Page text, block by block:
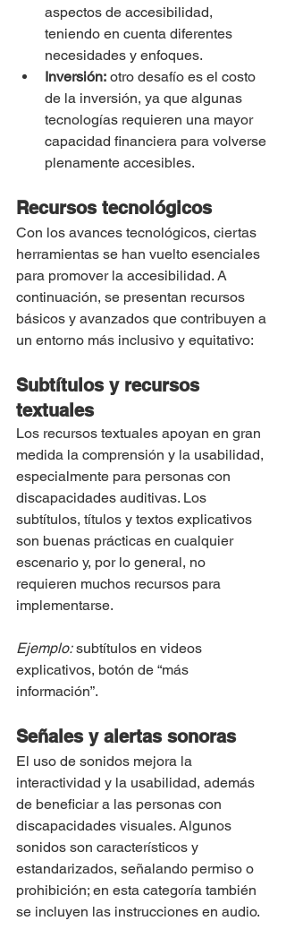
aspectos de accesibilidad,
teniendo en cuenta diferentes
necesidades y enfoques.
Inversión: otro desafío es el costo
de la inversión, ya que algunas
tecnologías requieren una mayor
capacidad financiera para volverse
plenamente accesibles.
Recursos tecnológicos
Con los avances tecnológicos, ciertas
herramientas se han vuelto esenciales
para promover la accesibilidad. A
continuación, se presentan recursos
básicos y avanzados que contribuyen a
un entorno más inclusivo y equitativo:
Subtítulos y recursos
textuales
Los recursos textuales apoyan en gran
medida la comprensión y la usabilidad,
especialmente para personas con
discapacidades auditivas. Los
subtítulos, títulos y textos explicativos
son buenas prácticas en cualquier
escenario y, por lo general, no
requieren muchos recursos para
implementarse.
Ejemplo: subtítulos en videos
explicativos, botón de “más
información”.
Señales y alertas sonoras
El uso de sonidos mejora la
interactividad y la usabilidad, además
de beneficiar a las personas con
discapacidades visuales. Algunos
sonidos son característicos y
estandarizados, señalando permiso o
prohibición; en esta categoría también
se incluyen las instrucciones en audio.